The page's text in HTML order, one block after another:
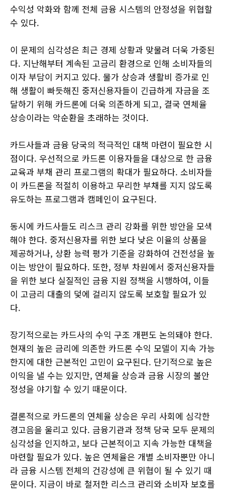
수익성 악화와 함께 전체 금융 시스템의 안정성을 위협할
수 있다.
이 문제의 심각성은 최근 경제 상황과 맞물려 더욱 가중된
다. 지난해부터 계속된 고금리 환경으로 인해 소비자들의
이자 부담이 커지고 있다. 물가 상승과 생활비 증가로 인
해 생활이 빠듯해진 중저신용자들이 긴급하게 자금을 조
달하기 위해 카드론에 더욱 의존하게 되고, 결국 연체율
상승이라는 악순환을 초래하는 것이다.
카드사들과 금융 당국의 적극적인 대책 마련이 필요한 시
점이다. 우선적으로 카드론 이용자들을 대상으로 한 금융
교육과 부채 관리 프로그램의 확대가 필요하다. 소비자들
이 카드론을 적절히 이용하고 무리한 부채를 지지 않도록
유도하는 프로그램과 캠페인이 요구된다.
동시에 카드사들도 리스크 관리 강화를 위한 방안을 모색
해야 한다. 중저신용자를 위한 보다 낮은 이율의 상품을
제공하거나, 상환 능력 평가 기준을 강화하여 건전성을 높
이는 방안이 필요하다. 또한, 정부 차원에서 중저신용자들
을 위한 보다 실질적인 금융 지원 정책을 시행하여, 이들
이 고금리 대출의 덫에 걸리지 않도록 보호할 필요가 있
다.
장기적으로는 카드사의 수익 구조 개편도 논의돼야 한다.
현재의 높은 금리에 의존한 카드론 수익 모델이 지속 가능
한지에 대한 근본적인 고민이 요구된다. 단기적으로 높은
이익을 낼 수는 있지만, 연체율 상승과 금융 시장의 불안
정성을 야기할 수 있기 때문이다.
결론적으로 카드론의 연체율 상승은 우리 사회에 심각한
경고음을 울리고 있다. 금융기관과 정책 당국 모두 문제의
심각성을 인지하고, 보다 근본적이고 지속 가능한 대책을
마련할 필요가 있다. 높은 연체율은 개별 소비자뿐만 아니
라 금융 시스템 전체의 건강성에 큰 위협이 될 수 있기 때
문이다. 지금이 바로 철저한 리스크 관리와 소비자 보호를